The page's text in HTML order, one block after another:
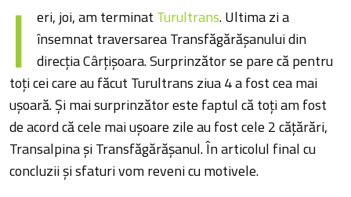
I eri, joi, am terminat Turultrans. Ultima zi a
însemnat traversarea Transfăgărășanului din
direcția Cârțișoara. Surprinzător se pare că pentru
toți cei care au făcut Turultrans ziua 4 a fost cea mai
ușoară. Și mai surprinzător este faptul că toți am fost
de acord că cele mai ușoare zile au fost cele 2 cățărări,
Transalpina și Transfăgărășanul. În articolul final cu
concluzii și sfaturi vom reveni cu motivele.